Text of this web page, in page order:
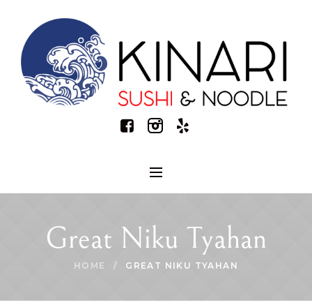
Great Niku Tyahan
HOME / GREAT NIKU TYAHAN